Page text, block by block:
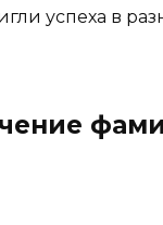
успеха в